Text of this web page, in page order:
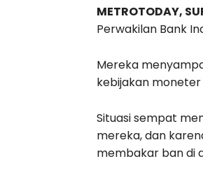
METROTODAY,
Perwakilan Bank
Mereka
kebijakan moneter
Situasi sempat
mereka, dan
membakar ban di